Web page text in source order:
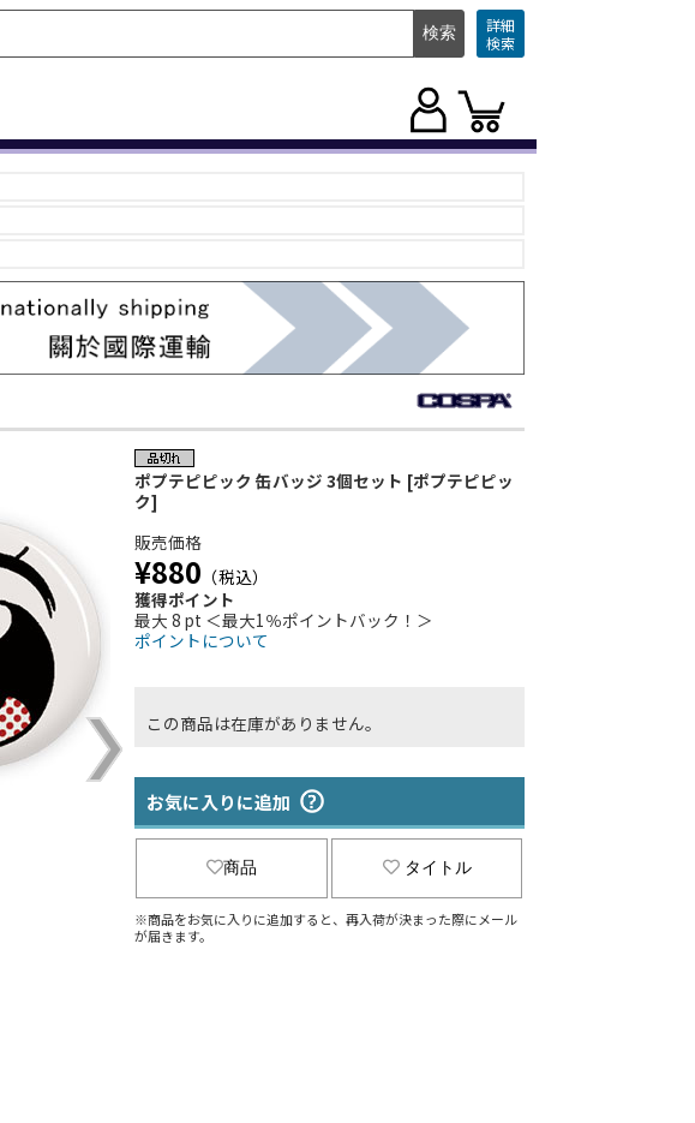
詳細
検索
ポプテピピック 缶バッジ 3個セット [ポプテピピッ
ク]
販売価格
¥880 （税込）
獲得ポイント
最大 8 pt ＜最大1％ポイントバック！＞
ポイントについて
この商品は在庫がありません。
お気に入りに追加
商品 タイトル
※商品をお気に入りに追加すると、再入荷が決まった際にメール
が届きます。